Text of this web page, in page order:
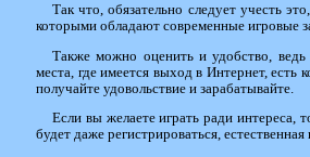
Так что, обязательно следует учесть
которыми обладают современные игровые
Также можно оценить и удобство,
места, где имеется выход в Интернет, есть
получайте удовольствие и зарабатывайте.
Если вы желаете играть ради
будет даже регистрироваться,